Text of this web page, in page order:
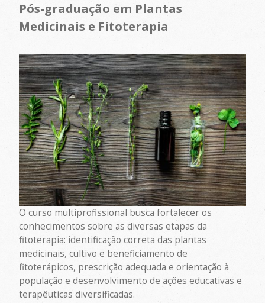
Pós-graduação em Plantas
Medicinais e Fitoterapia
O curso multiprofissional busca fortalecer os
conhecimentos sobre as diversas etapas da
fitoterapia: identificação correta das plantas
medicinais, cultivo e beneficiamento de
fitoterápicos, prescrição adequada e orientação à
população e desenvolvimento de ações educativas e
terapêuticas diversificadas.